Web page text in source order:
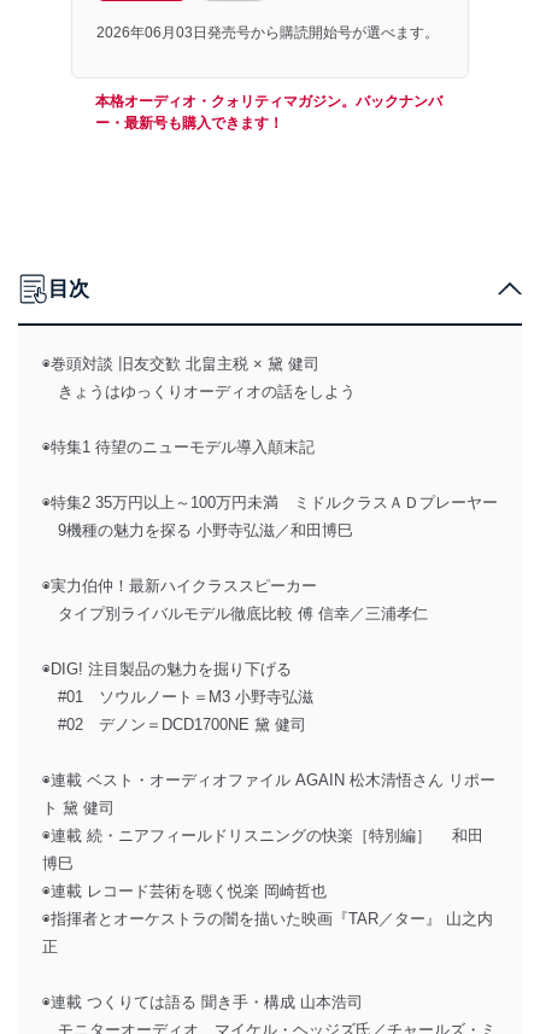
2026年06月03日発売号から購読開始号が選べます。
本格オーディオ・クォリティマガジン。バックナンバ
ー・最新号も購入できます！
目次
◉巻頭対談 旧友交歓 北畠主税 × 黛 健司
きょうはゆっくりオーディオの話をしよう
◉特集1 待望のニューモデル導入顛末記
◉特集2 35万円以上～100万円未満 ミドルクラスＡＤプレーヤー
9機種の魅力を探る 小野寺弘滋／和田博巳
◉実力伯仲！最新ハイクラススピーカー
タイプ別ライバルモデル徹底比較 傅 信幸／三浦孝仁
◉DIG! 注目製品の魅力を掘り下げる
#01 ソウルノート＝M3 小野寺弘滋
#02 デノン＝DCD1700NE 黛 健司
◉連載 ベスト・オーディオファイル AGAIN 松木清悟さん リポー
ト 黛 健司
◉連載 続・ニアフィールドリスニングの快楽［特別編］ 和田
博巳
◉連載 レコード芸術を聴く悦楽 岡崎哲也
◉指揮者とオーケストラの闇を描いた映画『TAR／ター』 山之内
正
◉連載 つくりては語る 聞き手・構成 山本浩司
モニターオーディオ マイケル・ヘッジズ氏／チャールズ・ミ